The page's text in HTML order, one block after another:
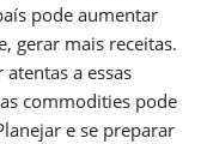
pode aumentar
gerar mais receitas.
a essas
commodities pode
e se preparar